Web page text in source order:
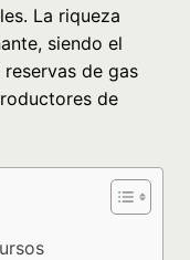
La riqueza
siendo el
de gas
de